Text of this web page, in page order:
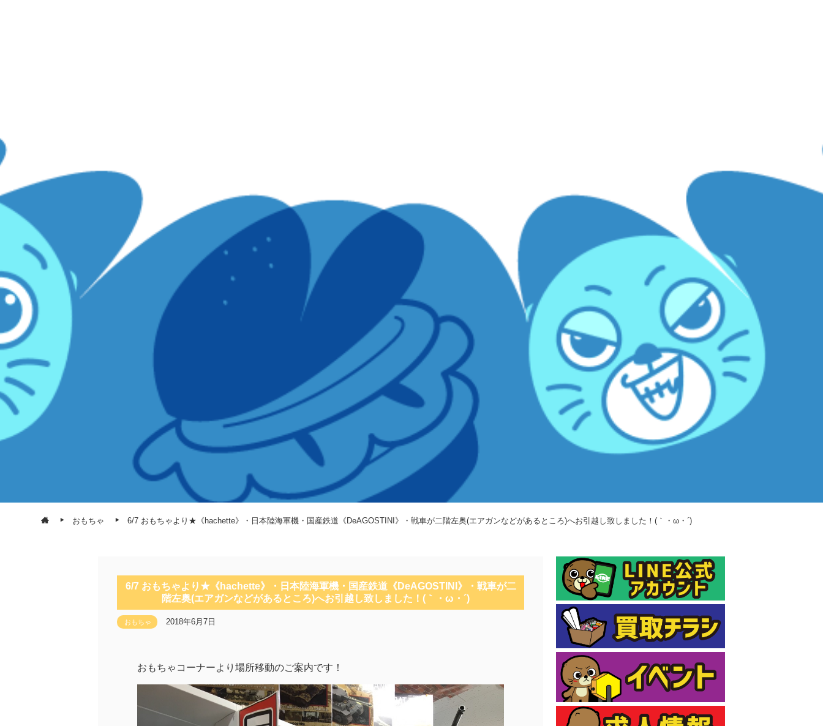
おもちゃ 6/7 おもちゃより★《hachette》・日本陸海軍機・国産鉄道《DeAGOSTINI》・戦車が二階左奥(エアガンなどがあるところ)へお引越し致しました！(｀・ω・´)ゞ
6/7 おもちゃより★《hachette》・日本陸海軍機・国産鉄道《DeAGOSTINI》・戦車が二
階左奥(エアガンなどがあるところ)へお引越し致しました！(｀・ω・´)ゞ
おもちゃ 2018年6月7日
おもちゃコーナーより場所移動のご案内です！